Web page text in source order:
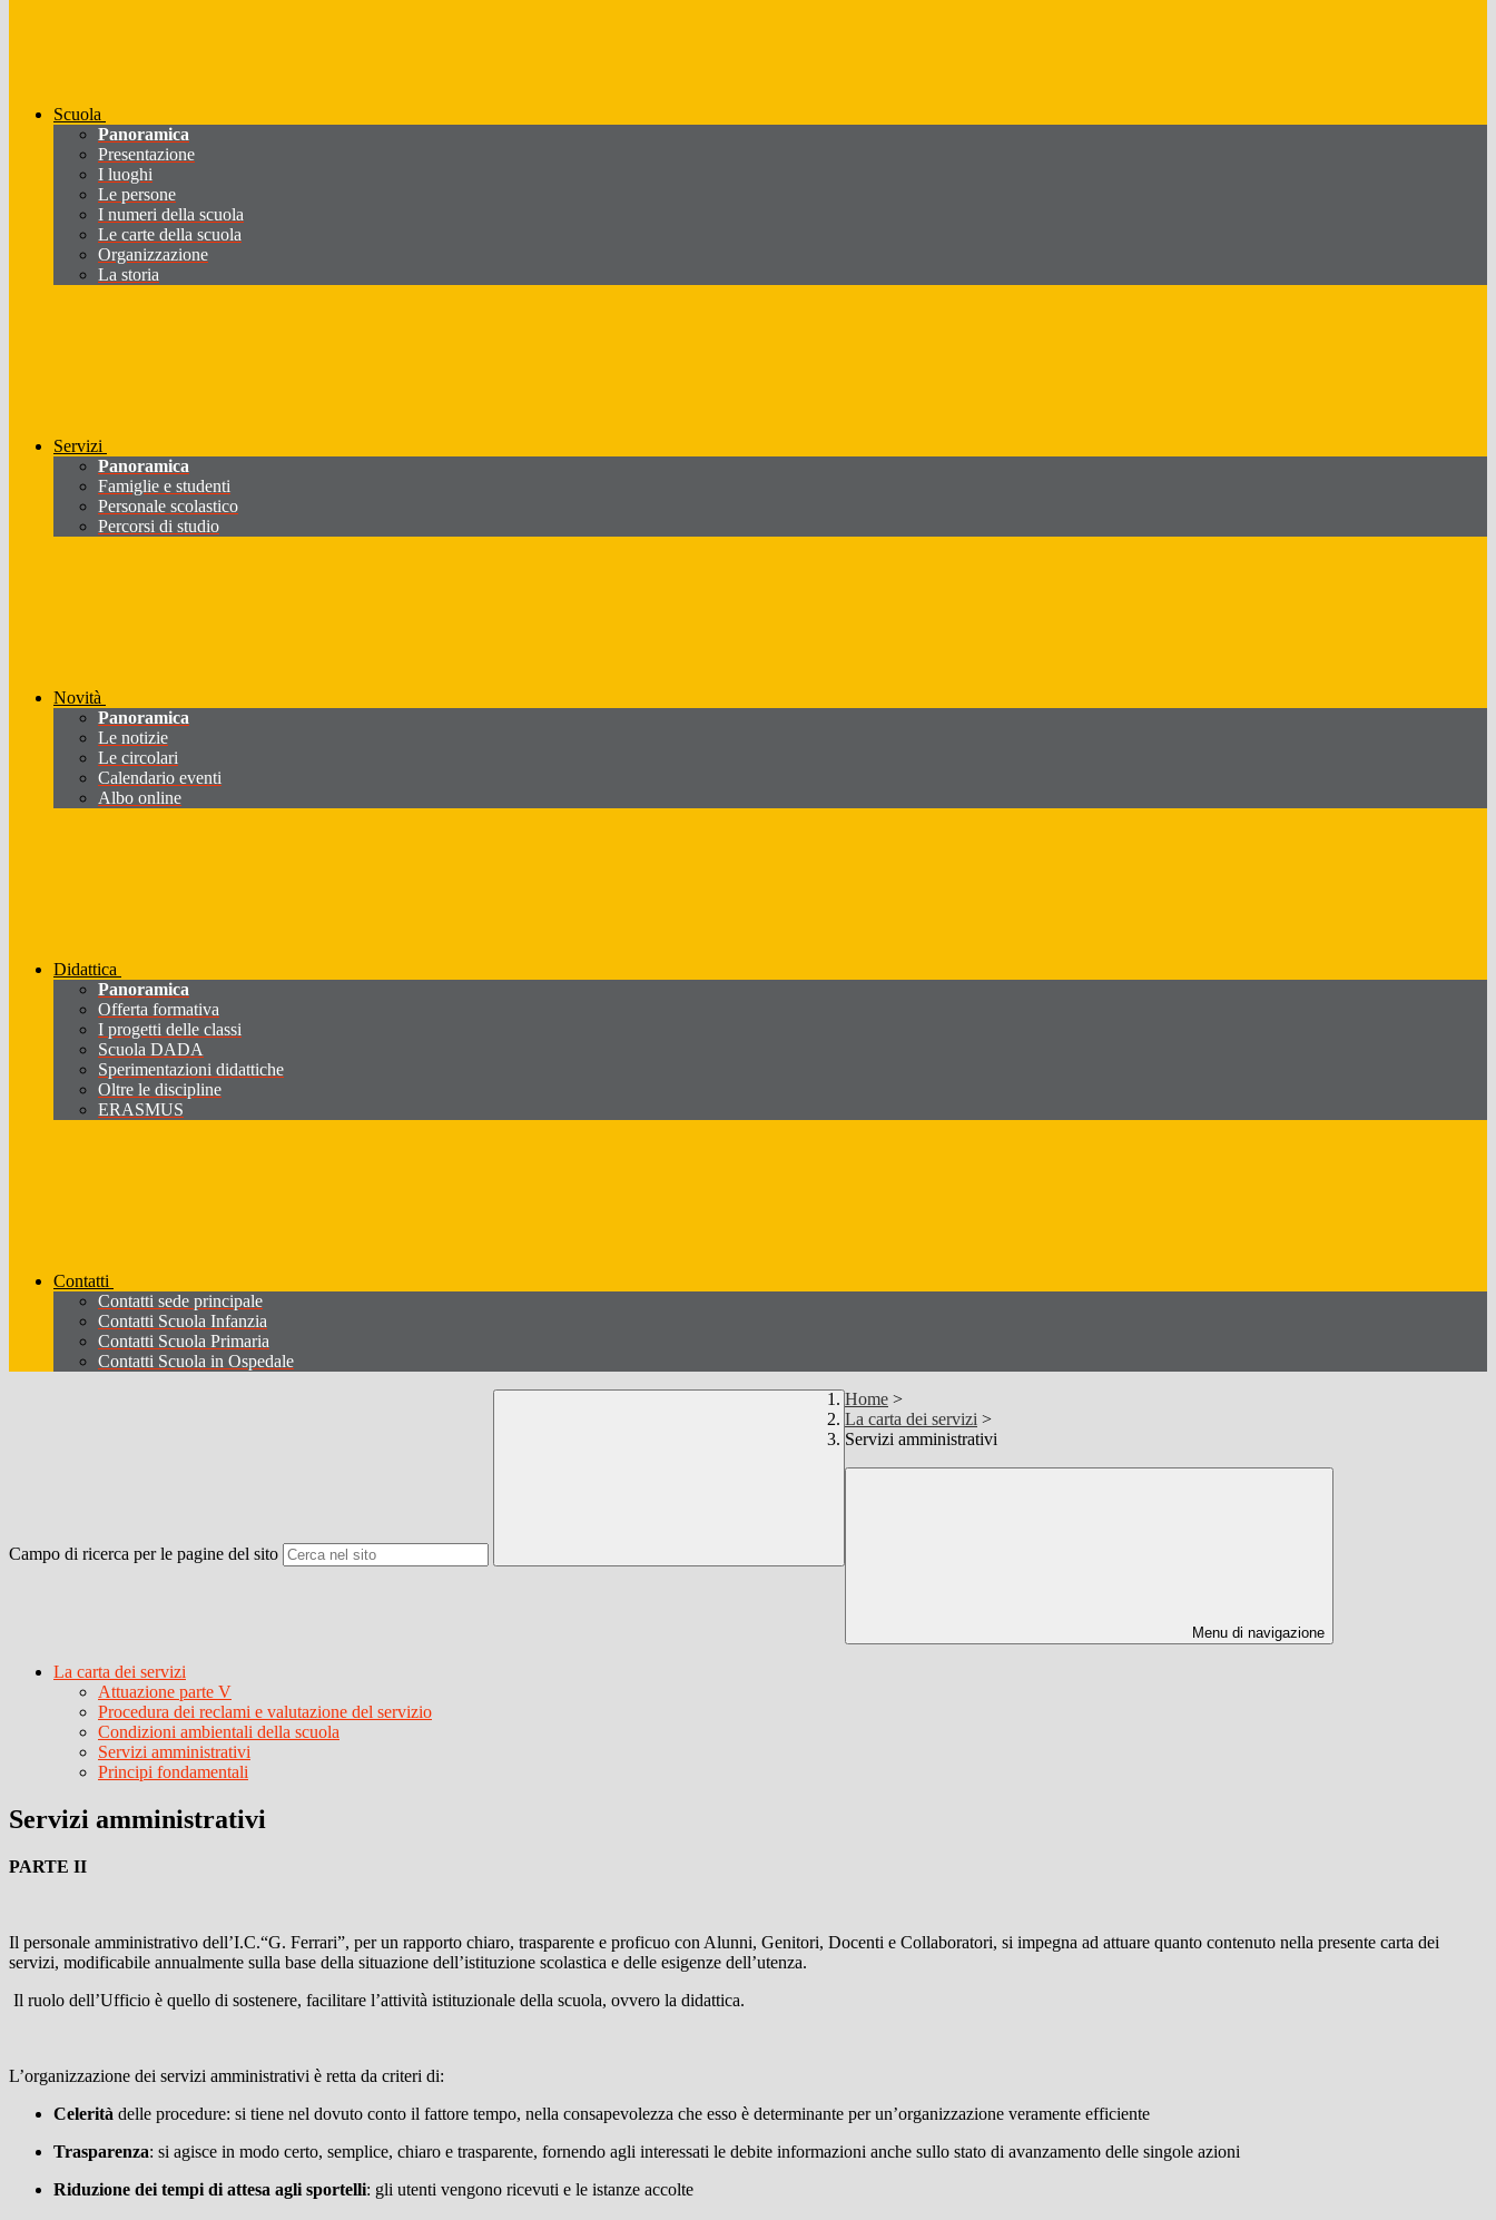
Scuola
Panoramica
Presentazione
I luoghi
Le persone
I numeri della scuola
Le carte della scuola
Organizzazione
La storia
Servizi
Panoramica
Famiglie e studenti
Personale scolastico
Percorsi di studio
Novità
Panoramica
Le notizie
Le circolari
Calendario eventi
Albo online
Didattica
Panoramica
Offerta formativa
I progetti delle classi
Scuola DADA
Sperimentazioni didattiche
Oltre le discipline
ERASMUS
Contatti
Contatti sede principale
Contatti Scuola Infanzia
Contatti Scuola Primaria
Contatti Scuola in Ospedale
Campo di ricerca per le pagine del sito
Home >
La carta dei servizi >
Servizi amministrativi
Menu di navigazione
La carta dei servizi
Attuazione parte V
Procedura dei reclami e valutazione del servizio
Condizioni ambientali della scuola
Servizi amministrativi
Principi fondamentali
Servizi amministrativi
PARTE II
Il personale amministrativo dell’I.C.“G. Ferrari”, per un rapporto chiaro, trasparente e proficuo con Alunni, Genitori, Docenti e Collaboratori, si impegna ad attuare quanto contenuto nella presente carta dei
servizi, modificabile annualmente sulla base della situazione dell’istituzione scolastica e delle esigenze dell’utenza.
Il ruolo dell’Ufficio è quello di sostenere, facilitare l’attività istituzionale della scuola, ovvero la didattica.
L’organizzazione dei servizi amministrativi è retta da criteri di:
Celerità delle procedure: si tiene nel dovuto conto il fattore tempo, nella consapevolezza che esso è determinante per un’organizzazione veramente efficiente
Trasparenza: si agisce in modo certo, semplice, chiaro e trasparente, fornendo agli interessati le debite informazioni anche sullo stato di avanzamento delle singole azioni
Riduzione dei tempi di attesa agli sportelli: gli utenti vengono ricevuti e le istanze accolte